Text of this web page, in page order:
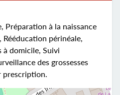
Préparation à la naissance
périnéale,
à domicile, Suivi
des grossesses
prescription.